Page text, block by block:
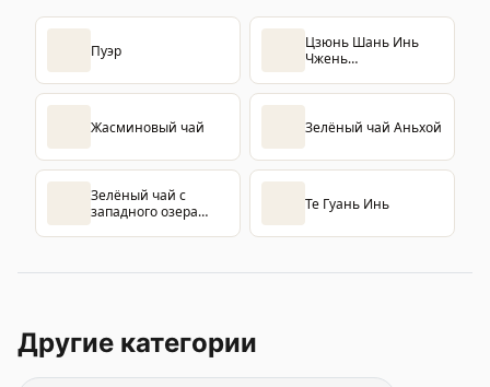
Пуэр
Цзюнь Шань Инь
Чжень
Жасминовый чай Зелёный чай Аньхой
Зелёный чай с
западного озера
Те Гуань Инь
Другие категории